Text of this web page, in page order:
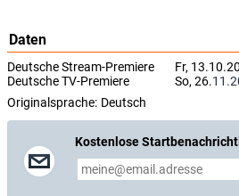
Daten
Deutsche Stream-Premiere
Fr,
Deutsche TV-Premiere
So, 26.
Originalsprache: Deutsch
Kostenlose